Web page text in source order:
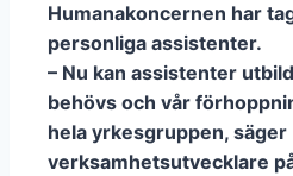
Humanakoncernen har
personliga assistenter.
– Nu kan assistenter
behövs och vår
hela yrkesgruppen,
verksamhetsutvecklare